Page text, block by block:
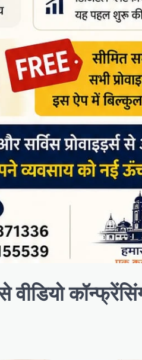
वीडियो